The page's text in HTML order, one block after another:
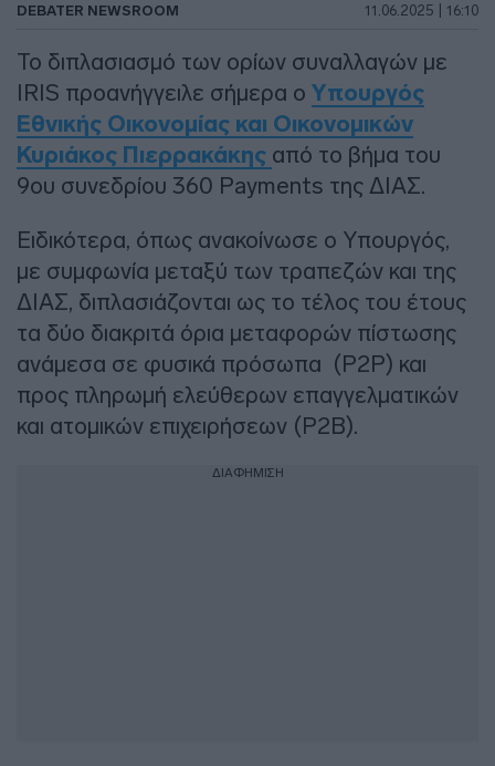
DEBATER NEWSROOM 11.06.2025 | 16:10
Το διπλασιασμό των ορίων συναλλαγών με
IRIS προανήγγειλε σήμερα ο Υπουργός
Εθνικής Οικονομίας και Οικονομικών
Κυριάκος Πιερρακάκης από το βήμα του
9ου συνεδρίου 360 Payments της ΔΙΑΣ.
Ειδικότερα, όπως ανακοίνωσε ο Υπουργός,
με συμφωνία μεταξύ των τραπεζών και της
ΔΙΑΣ, διπλασιάζονται ως το τέλος του έτους
τα δύο διακριτά όρια μεταφορών πίστωσης
ανάμεσα σε φυσικά πρόσωπα (P2P) και
προς πληρωμή ελεύθερων επαγγελματικών
και ατομικών επιχειρήσεων (P2Β).
ΔΙΑΦΗΜΙΣΗ